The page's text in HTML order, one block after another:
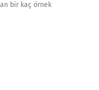
bir kaç örnek